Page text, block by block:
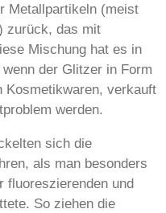
Metallpartikeln (meist
zurück, das mit
Mischung hat es in
der Glitzer in Form
Kosmetikwaren, verkauft
werden.
sich die
als man besonders
fluoreszierenden und
So ziehen die